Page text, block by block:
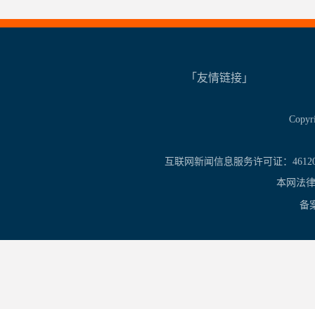
「友情链接」
互联网新闻信息服务许可证：
本网法
备